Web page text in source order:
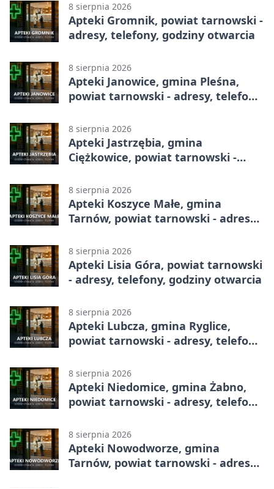
8 sierpnia 2026
Apteki Gromnik, powiat tarnowski -
adresy, telefony, godziny otwarcia
8 sierpnia 2026
Apteki Janowice, gmina Pleśna,
powiat tarnowski - adresy, telefony,
8 sierpnia 2026
Apteki Jastrzębia, gmina
Ciężkowice, powiat tarnowski -
8 sierpnia 2026
Apteki Koszyce Małe, gmina
Tarnów, powiat tarnowski - adresy,
8 sierpnia 2026
Apteki Lisia Góra, powiat tarnowski
- adresy, telefony, godziny otwarcia
8 sierpnia 2026
Apteki Lubcza, gmina Ryglice,
powiat tarnowski - adresy, telefony,
8 sierpnia 2026
Apteki Niedomice, gmina Żabno,
powiat tarnowski - adresy, telefony,
8 sierpnia 2026
Apteki Nowodworze, gmina
Tarnów, powiat tarnowski - adresy,